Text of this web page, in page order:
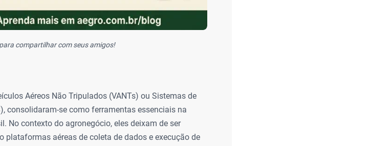
compartilhar com seus amigos!
Aéreos Não Tripulados (VANTs) ou Sistemas de
consolidaram-se como ferramentas essenciais na
No contexto do agronegócio, eles deixam de ser
aéreas de coleta de dados e execução de